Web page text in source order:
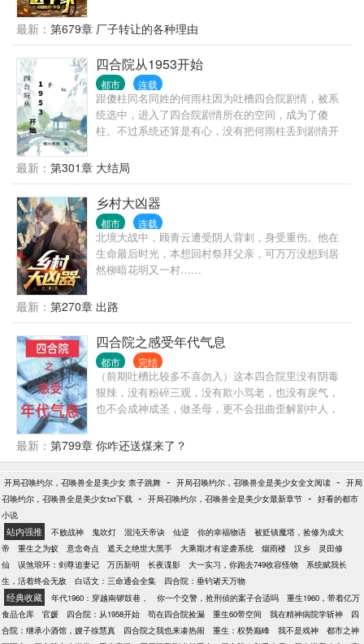
最新： 第679章 厂子转让的各种理由
四合院从1953开始
都市 连载
跟傻柱同名同姓的何雨柱因为吐槽四合院剧情，被系
统选中，进入了四合院剧情所在的空间，成为了傻
柱。不过系统还算是有心，没有把何雨柱丢到剧情开
前。 既然来了，既然有系统，我这个何雨柱这辈子不
再被忽悠，不再当舔狗。活出自己，活出潇洒。
最新： 第301章 大结局
乡村大凶器
都市 连载
北境大战中，顾青云遭受阴人背刺，身受重伤。他在
生命最后时光，本想回村祭拜父亲，可万万没想到居
然柳暗花明又一村……
最新： 第270章 出路
四合院之感受年代气息
都市 完结
（前期吐槽比较多不喜勿入）这本四合院里没有阴毒
狠辣，没有粉碎三观，没有欺小骂老，也没有戾气，
也不会成神成圣，做圣母，更不会扭曲歪解剧中人，
这个年代气息，，，顺便让主角做个好人
最新： 第799章 你咋还送煤来了？
开局召唤约尔，召唤兽全是美少女 柰子跳舞 - 开局召唤约尔，召唤兽全是美少女全文阅读 - 开局
召唤约尔，召唤兽全是美少女txt下载 - 开局召唤约尔，召唤兽全是美少女最新章节 - 好看的都市
小说
站内强推 不败战神 鬼吹灯 混沌天帝诀 仙逆 你的幸福物语
被贬镇魔塔，捡修为成大
帝
重生之为蚁 意念奇点 遮天之绝世大黑手 大乘期才有逆袭系统 烟雨楼 汉乡
灵田修
仙
误煞琅环：剑尊追妻记 万历新明 长夜谍影 大一实习，你跑去749收容怪物
系统赋我长
生，活着终会无敌
白话文：三命通会全集 四合院：垂钓诸天万物
经典收藏 年代1960：穿越南锣鼓巷， 你一个交警，抢刑侦的案子合适吗
重生1960，带着亿万
食品仓库
官媛 四合院：从1958开始 苟在四合院捡漏 重生60带空间 我在精神病院学斩神
四
合院：继承小酒馆，嫂子徐慧真
四合院之我也来凑热闹 重生：权势巅峰 我不是戏神
都市之神